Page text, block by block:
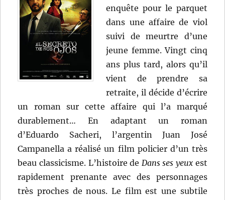
enquête pour le parquet
dans une affaire de viol
suivi de meurtre d’une
jeune femme. Vingt cinq
ans plus tard, alors qu’il
vient de prendre sa
retraite, il décide d’écrire
un roman sur cette affaire qui l’a marqué
durablement… En adaptant un roman
d’Eduardo Sacheri, l’argentin Juan José
Campanella a réalisé un film policier d’un très
beau classicisme. L’histoire de Dans ses yeux est
rapidement prenante avec des personnages
très proches de nous. Le film est une subtile